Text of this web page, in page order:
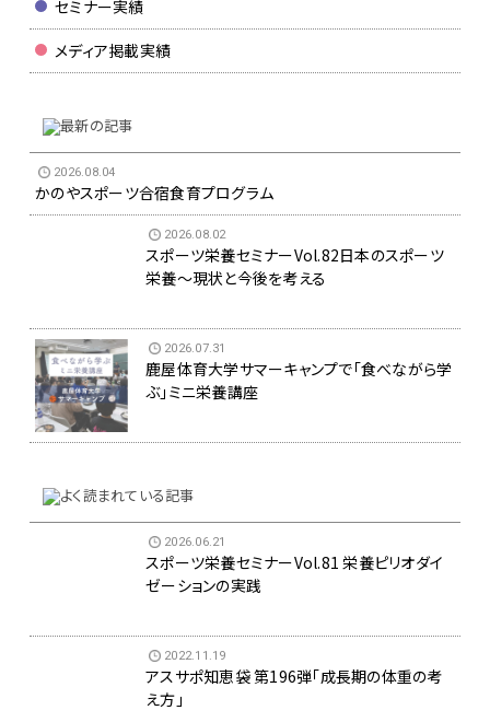
セミナー実績
メディア掲載実績
2026.08.04
かのやスポーツ合宿食育プログラム
2026.08.02
スポーツ栄養セミナーVol.82日本のスポーツ
栄養～現状と今後を考える
2026.07.31
鹿屋体育大学サマーキャンプで「食べながら学
ぶ」ミニ栄養講座
2026.06.21
スポーツ栄養セミナーVol.81 栄養ピリオダイ
ゼーションの実践
2022.11.19
アスサポ知恵袋 第196弾「成長期の体重の考
え方」